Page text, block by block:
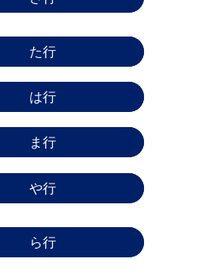
た行
は行
ま行
や行
ら行